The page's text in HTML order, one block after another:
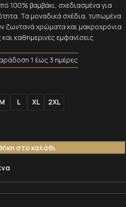
100% βαμβάκι, σχεδιασμένα για
Τα μοναδικά σχέδια, τυπωμένα
ζωντανά χρώματα και μακροχρόνια
και καθημερινές εμφανίσεις
1 έως 3 ημέρες
M L XL 2XL
στο καλάθι